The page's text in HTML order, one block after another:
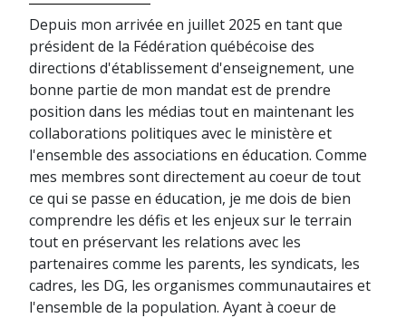
Depuis mon arrivée en juillet 2025 en tant que
président de la Fédération québécoise des
directions d'établissement d'enseignement, une
bonne partie de mon mandat est de prendre
position dans les médias tout en maintenant les
collaborations politiques avec le ministère et
l'ensemble des associations en éducation. Comme
mes membres sont directement au coeur de tout
ce qui se passe en éducation, je me dois de bien
comprendre les défis et les enjeux sur le terrain
tout en préservant les relations avec les
partenaires comme les parents, les syndicats, les
cadres, les DG, les organismes communautaires et
l'ensemble de la population. Ayant à coeur de